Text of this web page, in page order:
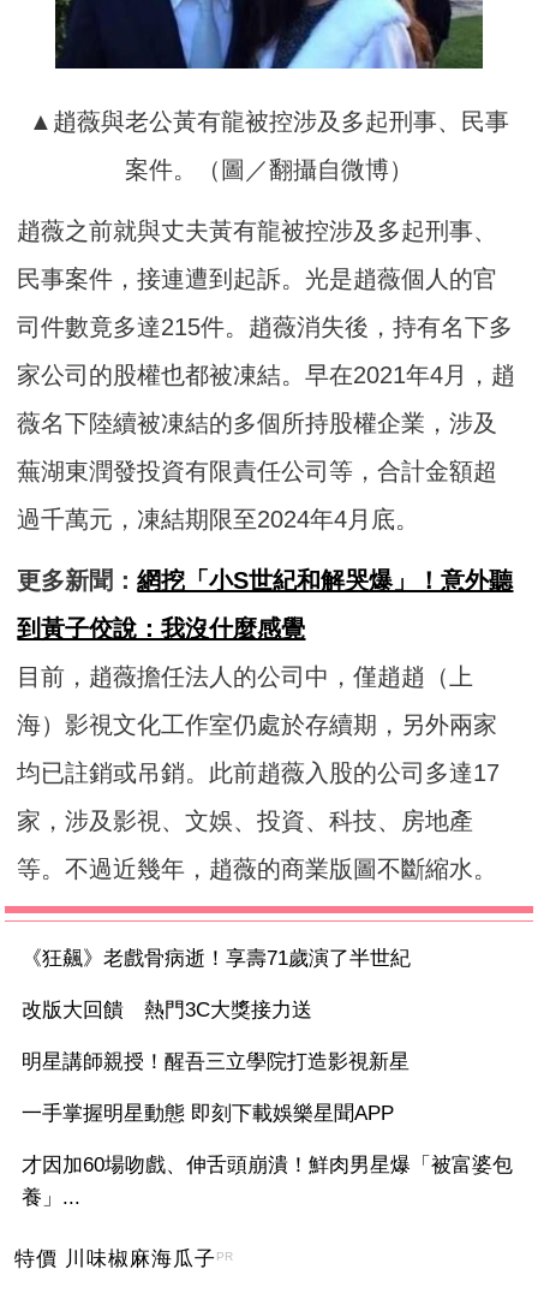
▲趙薇與老公黃有龍被控涉及多起刑事、民事
案件。（圖／翻攝自微博）
趙薇之前就與丈夫黃有龍被控涉及多起刑事、
民事案件，接連遭到起訴。光是趙薇個人的官
司件數竟多達215件。趙薇消失後，持有名下多
家公司的股權也都被凍結。早在2021年4月，趙
薇名下陸續被凍結的多個所持股權企業，涉及
蕪湖東潤發投資有限責任公司等，合計金額超
過千萬元，凍結期限至2024年4月底。
更多新聞：網挖「小S世紀和解哭爆」！意外聽
到黃子佼說：我沒什麼感覺
目前，趙薇擔任法人的公司中，僅趙趙（上
海）影視文化工作室仍處於存續期，另外兩家
均已註銷或吊銷。此前趙薇入股的公司多達17
家，涉及影視、文娛、投資、科技、房地產
等。不過近幾年，趙薇的商業版圖不斷縮水。
《狂飆》老戲骨病逝！享壽71歲演了半世紀
改版大回饋 熱門3C大獎接力送
明星講師親授！醒吾三立學院打造影視新星
一手掌握明星動態 即刻下載娛樂星聞APP
才因加60場吻戲、伸舌頭崩潰！鮮肉男星爆「被富婆包
養」...
特價 川味椒麻海瓜子 PR